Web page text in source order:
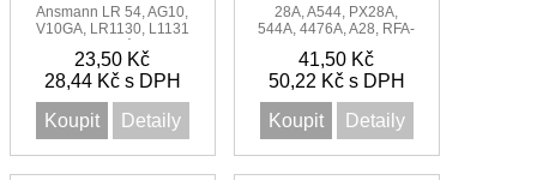
Ansmann LR 54, AG10,
V10GA, LR1130, L1131
23,50 Kč
28,44 Kč s DPH
Koupit
Detaily
28A, A544, PX28A,
544A, 4476A, A28, RFA-
7H34, 4NZ13,
V4034PX, 4034PX,
41,50 Kč
50,22 Kč s DPH
Koupit
Detaily